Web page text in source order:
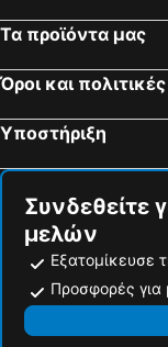
Τα προϊόντα μας
Όροι και πολιτικές
Υποστήριξη
Συνδεθείτε
μελών
Εξατομίκευσε
Προσφορές για